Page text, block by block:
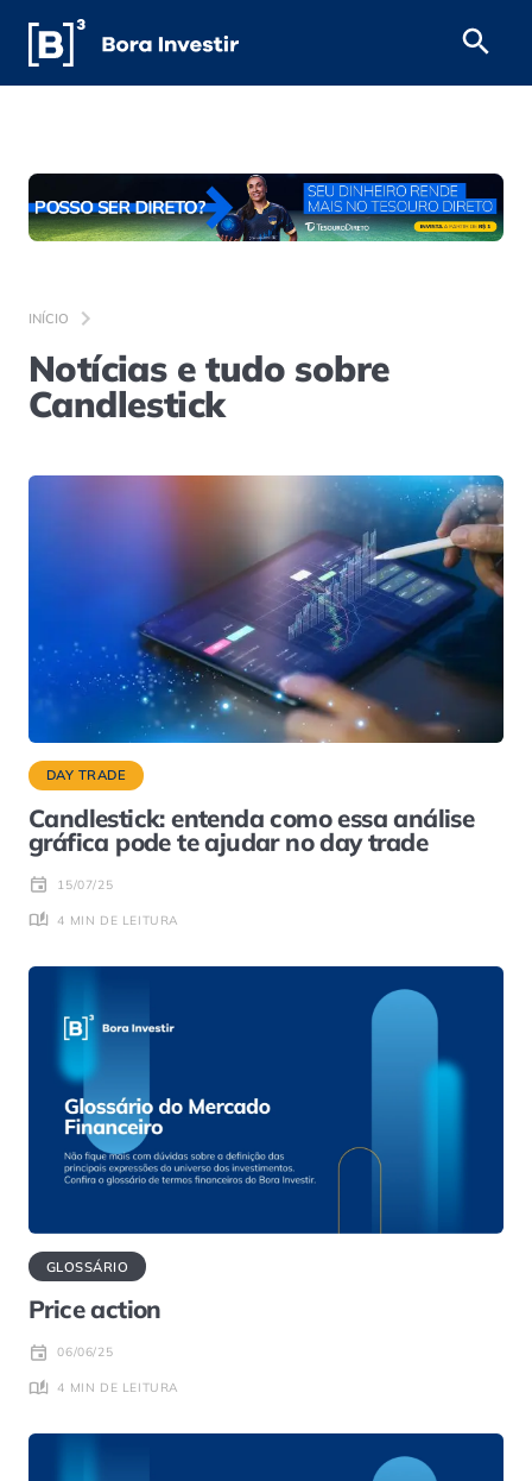
INÍCIO
Notícias e tudo sobre
Candlestick
DAY TRADE
Candlestick: entenda como essa análise
gráfica pode te ajudar no day trade
15/07/25
4 MIN DE LEITURA
GLOSSÁRIO
Price action
06/06/25
4 MIN DE LEITURA